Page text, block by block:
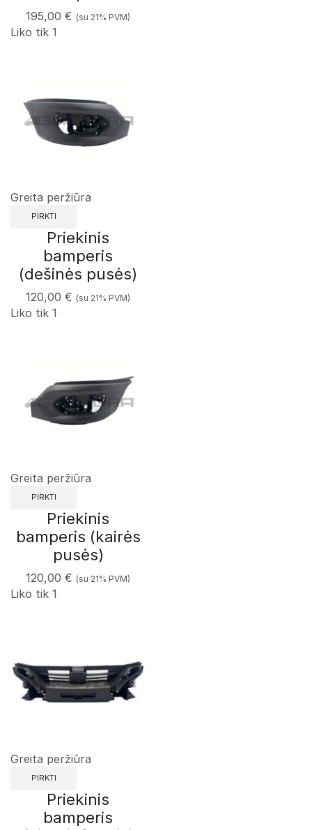
195,00 € (su 21% PVM)
Liko tik 1
Greita peržiūra
PIRKTI
Priekinis
bamperis
(dešinės pusės)
120,00 € (su 21% PVM)
Liko tik 1
Greita peržiūra
PIRKTI
Priekinis
bamperis (kairės
pusės)
120,00 € (su 21% PVM)
Liko tik 1
Greita peržiūra
PIRKTI
Priekinis
bamperis